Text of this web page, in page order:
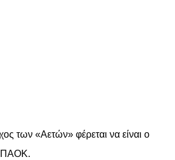
των «Αετών» φέρεται να είναι ο
ΠΑΟΚ.